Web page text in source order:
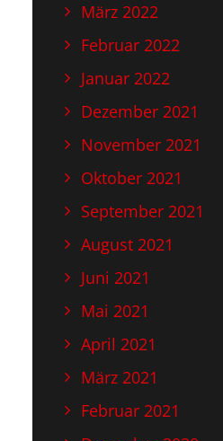
März 2022
Februar 2022
Januar 2022
Dezember 2021
November 2021
Oktober 2021
September 2021
August 2021
Juni 2021
Mai 2021
April 2021
März 2021
Februar 2021